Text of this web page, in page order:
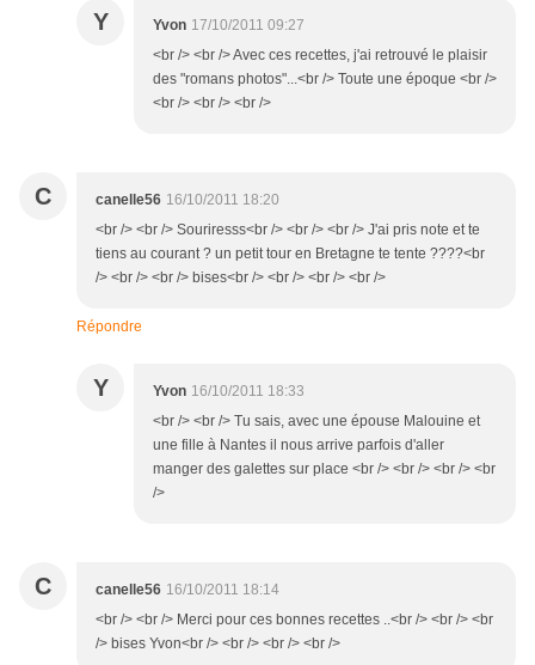
Y Yvon 17/10/2011 09:27
<br /> <br /> Avec ces recettes, j'ai retrouvé le plaisir
des "romans photos"...<br /> Toute une époque <br />
<br /> <br /> <br />
C canelle56 16/10/2011 18:20
<br /> <br /> Souriresss<br /> <br /> <br /> J'ai pris note et te
tiens au courant ? un petit tour en Bretagne te tente ????<br
/> <br /> <br /> bises<br /> <br /> <br /> <br />
Répondre
Y Yvon 16/10/2011 18:33
<br /> <br /> Tu sais, avec une épouse Malouine et
une fille à Nantes il nous arrive parfois d'aller
manger des galettes sur place <br /> <br /> <br /> <br
/>
C canelle56 16/10/2011 18:14
<br /> <br /> Merci pour ces bonnes recettes ..<br /> <br /> <br
/> bises Yvon<br /> <br /> <br /> <br />